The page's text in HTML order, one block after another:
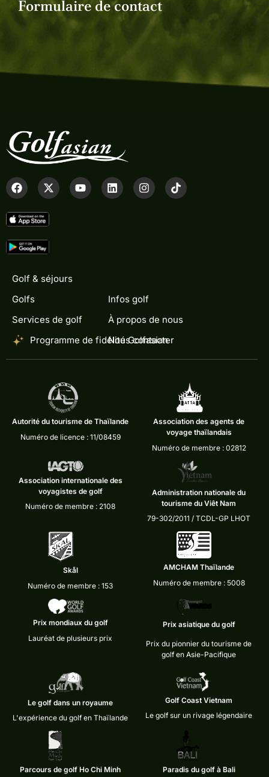
Formulaire de contact
Golf & séjours
Golfs
Services de golf
Programme de fidélité Golfasian
Infos golf
À propos de nous
Nous contacter
Autorité du tourisme de Thaïlande
Numéro de licence : 11/08459
Association des agents de
voyage thaïlandais
Numéro de membre : 02812
Association internationale des
voyagistes de golf
Numéro de membre : 2108
Administration nationale du
tourisme du Viêt Nam
79-302/2011 / TCDL-GP LHOT
Skål
Numéro de membre : 153
AMCHAM Thaïlande
Numéro de membre : 5008
Prix mondiaux du golf
Lauréat de plusieurs prix
Prix asiatique du golf
Prix du pionnier du tourisme de
golf en Asie-Pacifique
Le golf dans un royaume
L'expérience du golf en Thaïlande
Golf Coast Vietnam
Le golf sur un rivage légendaire
Parcours de golf Ho Chi Minh Paradis du golf à Bali